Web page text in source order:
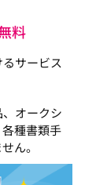
料
サービス
オークシ
種書類手
ん。